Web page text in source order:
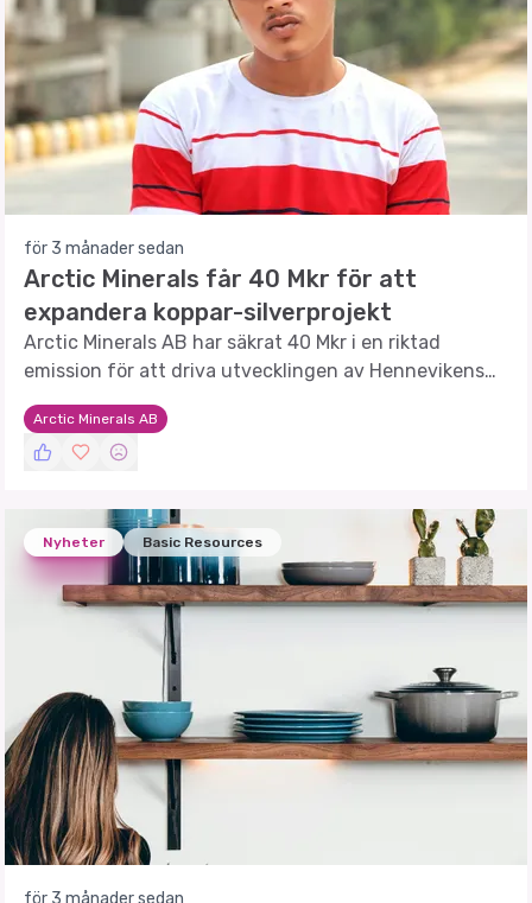
för 3 månader sedan
Arctic Minerals får 40 Mkr för att
expandera koppar-silverprojekt
Arctic Minerals AB har säkrat 40 Mkr i en riktad
emission för att driva utvecklingen av Hennevikens
koppar-silverprojekt och inleder nu diamantborrning.
Arctic Minerals AB
Nyheter Basic Resources
för 3 månader sedan